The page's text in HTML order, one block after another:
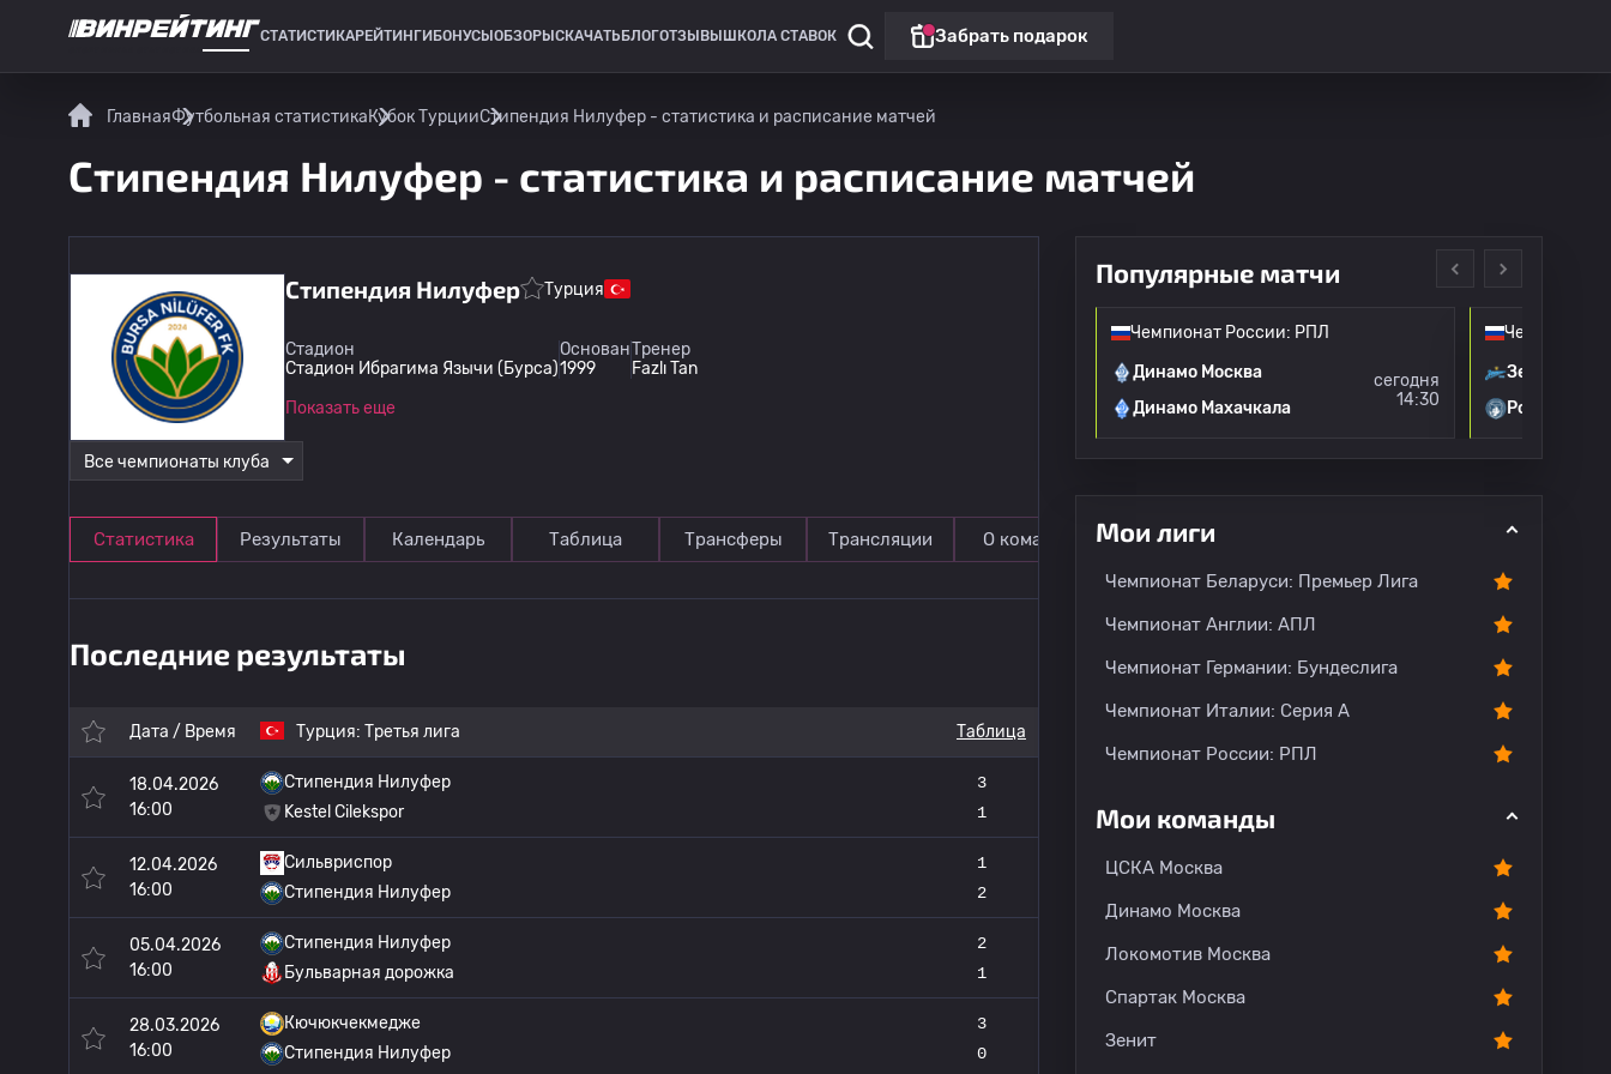
СТАТИСТИКАРЕЙТИНГИ БОНУСЫ ОБЗОРЫ СКАЧАТЬ БЛОГОТЗЫВЫ ШКОЛА СТАВОК Забрать подарок
ГлавнаяФутбольная статистикаКубок ТурцииСтипендия Нилуфер - статистика и расписание матчей
Стипендия Нилуфер - статистика и расписание матчей
Стипендия Нилуфер Турция
Стадион
Стадион Ибрагима Язычи (Бурса)
Основан
1999
Тренер
Fazlı Tan
Показать еще
Все чемпионаты клуба
Статистика Результаты Календарь Таблица Трансферы Трансляции О команде
Последние результаты
Дата / Время Турция: Третья лига Таблица
18.04.2026
16:00
Стипендия Нилуфер
Kestel Cilekspor
3
1
12.04.2026
16:00
Сильвриспор
Стипендия Нилуфер
1
2
05.04.2026
16:00
Стипендия Нилуфер
Бульварная дорожка
2
1
28.03.2026
16:00
Кючюкчекмедже
Стипендия Нилуфер
3
0
Популярные матчи
Чемпионат России: РПЛ
Динамо Москва
Динамо Махачкала
сегодня
14:30
Чемпионат
Зенит
Родина
Мои лиги
Чемпионат Беларуси: Премьер Лига
Чемпионат Англии: АПЛ
Чемпионат Германии: Бундеслига
Чемпионат Италии: Серия А
Чемпионат России: РПЛ
Мои команды
ЦСКА Москва
Динамо Москва
Локомотив Москва
Спартак Москва
Зенит